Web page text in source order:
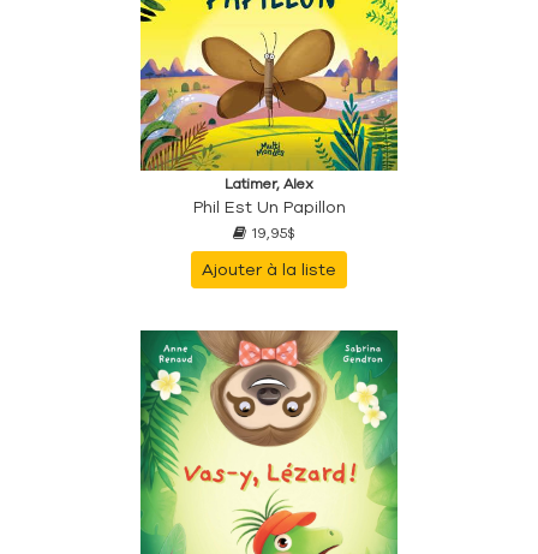
Latimer, Alex
Phil Est Un Papillon
19,95$
Ajouter à la liste